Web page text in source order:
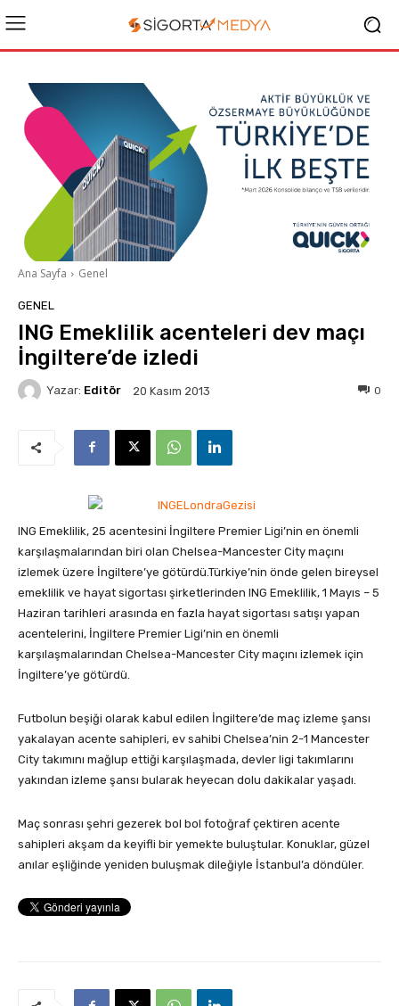
Ana Sayfa Genel
GENEL
ING Emeklilik acenteleri dev maçı
İngiltere’de izledi
Yazar: Editör 20 Kasım 2013 0
ING Emeklilik, 25 acentesini İngiltere Premier Ligi’nin en önemli
karşılaşmalarından biri olan Chelsea-Mancester City maçını
izlemek üzere İngiltere’ye götürdü. Türkiye’nin önde gelen bireysel
emeklilik ve hayat sigortası şirketlerinden ING Emeklilik, 1 Mayıs – 5
Haziran tarihleri arasında en fazla hayat sigortası satışı yapan
acentelerini, İngiltere Premier Ligi’nin en önemli
karşılaşmalarından Chelsea-Mancester City maçını izlemek için
İngiltere’ye götürdü.
Futbolun beşiği olarak kabul edilen İngiltere’de maç izleme şansı
yakalayan acente sahipleri, ev sahibi Chelsea’nin 2-1 Mancester
City takımını mağlup ettiği karşılaşmada, devler ligi takımlarını
yakından izleme şansı bularak heyecan dolu dakikalar yaşadı.
Maç sonrası şehri gezerek bol bol fotoğraf çektiren acente
sahipleri akşam da keyifli bir yemekte buluştular. Konuklar, güzel
anılar eşliğinde yeniden buluşmak dileğiyle İstanbul’a döndüler.